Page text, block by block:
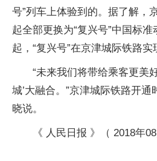
号”列车上体验到的。据了解，
起全部更换为“复兴号”中国标准
起，“复兴号”在京津城际铁路实
“未来我们将带给乘客更美
城’大融合。”京津城际铁路开
晓说。
《 人民日报 》（ 2018年